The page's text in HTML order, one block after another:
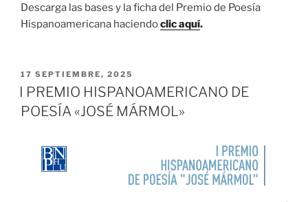
Descarga las bases y la ficha del Premio de Poesía
Hispanoamericana haciendoclic aquí.
PUBLICADO
EL
17 SEPTIEMBRE, 2025
I PREMIO HISPANOAMERICANO DE
POESÍA «JOSÉ MÁRMOL»